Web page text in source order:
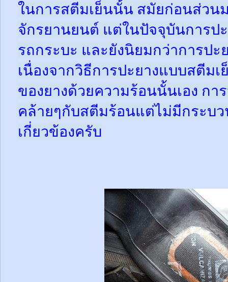
ในการสตีมเย็นนั้น สมัยก่อนส่วน
จักรยานยนต์ แต่ในปัจจุบันการป
รถกระบะ และยังนิยมกว่าการป
เนื่องจากวิธีการปะยางแบบสตีม
ของยางด้วยความร้อนนั้นเอง กา
คล้ายๆกับสตีมร้อนแต่ไม่มีกระบ
เกี่ยวข้องครับ